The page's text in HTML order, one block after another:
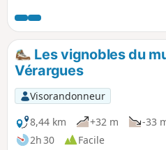
exploitée par l'homme pour des
vivrières et le pâturage de
bois de chêne pour la
charbon de bois et de la
Les vignobles du
Vérargues
Visorandonneur
8,44 km
+32 m
-33
2h 30
Facile